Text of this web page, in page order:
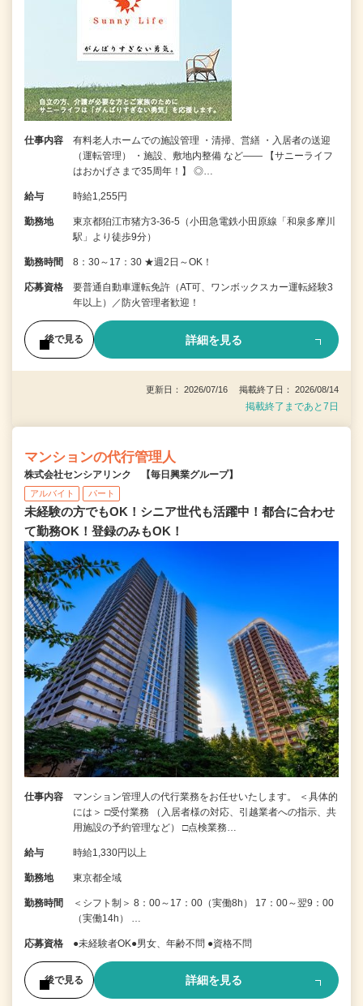
仕事内容
有料老人ホームでの施設管理 ・清掃、営繕 ・入居者の送迎
（運転管理） ・施設、敷地内整備 など―― 【サニーライフ
はおかげさまで35周年！】 ◎…
給与 時給1,255円
勤務地
東京都狛江市猪方3-36-5（小田急電鉄小田原線「和泉多摩川
駅」より徒歩9分）
勤務時間 8：30～17：30 ★週2日～OK！
応募資格
要普通自動車運転免許（AT可、ワンボックスカー運転経験3
年以上）／防火管理者歓迎！
後で見る 詳細を見る
更新日： 2026/07/16 掲載終了日： 2026/08/14
掲載終了まであと7日
マンションの代行管理人
株式会社センシアリンク 【毎日興業グループ】
アルバイト パート
未経験の方でもOK！シニア世代も活躍中！都合に合わせ
て勤務OK！登録のみもOK！
仕事内容
マンション管理人の代行業務をお任せいたします。 ＜具体的
には＞ □受付業務 （入居者様の対応、引越業者への指示、共
用施設の予約管理など） □点検業務…
給与 時給1,330円以上
勤務地 東京都全域
勤務時間
＜シフト制＞ 8：00～17：00（実働8h） 17：00～翌9：00
（実働14h） …
応募資格 ●未経験者OK●男女、年齢不問 ●資格不問
後で見る 詳細を見る